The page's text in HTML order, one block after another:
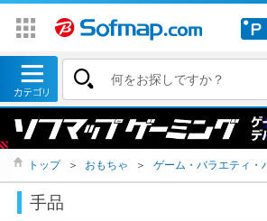
トップ ＞ おもちゃ ＞ ゲーム・バラエティ・
手品